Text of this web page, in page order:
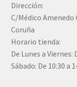
Dirección:
C/Médico Amenedo
Coruña
Horario tienda:
De Lunes a Viernes:
Sábado: De 10:30 a